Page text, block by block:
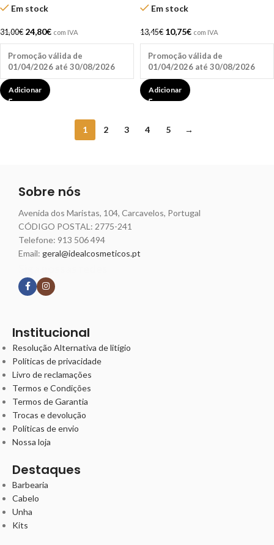
Em stock
31,00€ 24,80€ com IVA
Promoção válida de
01/04/2026 até 30/08/2026
Adicionar
Em stock
13,45€ 10,75€ com IVA
Promoção válida de
01/04/2026 até 30/08/2026
Adicionar
1 2 3 4 5 →
Sobre nós
Avenida dos Maristas, 104, Carcavelos, Portugal
CÓDIGO POSTAL: 2775-241
Telefone: 913 506 494
Email: geral@idealcosmeticos.pt
Institucional
Resolução Alternativa de litígio
Políticas de privacidade
Livro de reclamações
Termos e Condições
Termos de Garantia
Trocas e devolução
Políticas de envio
Nossa loja
Destaques
Barbearia
Cabelo
Unha
Kits